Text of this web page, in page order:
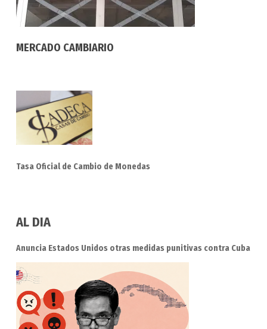
MERCADO CAMBIARIO
Tasa Oficial de Cambio de Monedas
AL DIA
Anuncia Estados Unidos otras medidas punitivas contra Cuba